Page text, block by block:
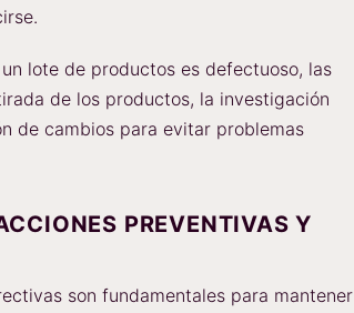
lote de productos es defectuoso, las
de los productos, la investigación
de cambios para evitar problemas
PREVENTIVAS Y
son fundamentales para mantener